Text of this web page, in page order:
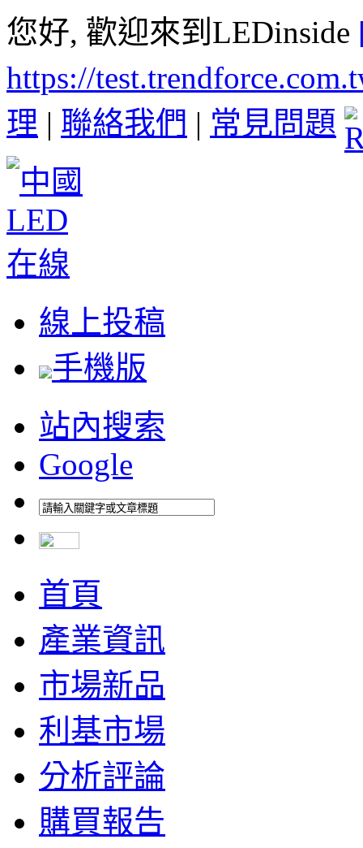
您好, 歡迎來到LEDinside
https://
理 | 聯絡我們 | 常見問題
線上投稿
手機版
站內搜索
Google
首頁
產業資訊
市場新品
利基市場
分析評論
購買報告